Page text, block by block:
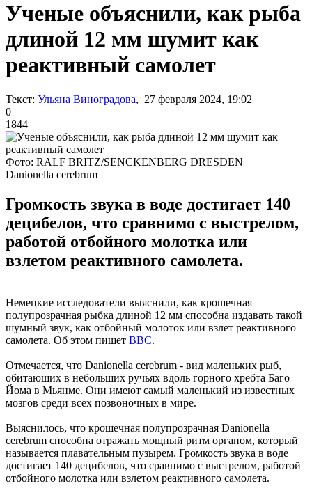
Ученые объяснили, как рыба
длиной 12 мм шумит как
реактивный самолет
Текст: Ульяна Виноградова, 27 февраля 2024, 19:02
0
1844
Фото: RALF BRITZ/SENCKENBERG DRESDEN
Danionella cerebrum
Громкость звука в воде достигает 140
децибелов, что сравнимо с выстрелом,
работой отбойного молотка или
взлетом реактивного самолета.
Немецкие исследователи выяснили, как крошечная
полупрозрачная рыбка длиной 12 мм способна издавать такой
шумный звук, как отбойный молоток или взлет реактивного
самолета. Об этом пишет BBC.
Отмечается, что Danionella cerebrum - вид маленьких рыб,
обитающих в небольших ручьях вдоль горного хребта Баго
Йома в Мьянме. Они имеют самый маленький из известных
мозгов среди всех позвоночных в мире.
Выяснилось, что крошечная полупрозрачная Danionella
cerebrum способна отражать мощный ритм органом, который
называется плавательным пузырем. Громкость звука в воде
достигает 140 децибелов, что сравнимо с выстрелом, работой
отбойного молотка или взлетом реактивного самолета.